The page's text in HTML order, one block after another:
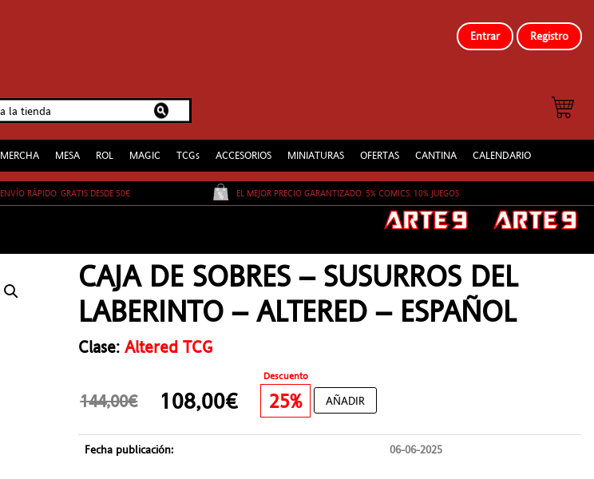
Entrar Registro
MERCHA MESA ROL MAGIC TCGs ACCESORIOS MINIATURAS OFERTAS CANTINA CALENDARIO
ENVÍO RÁPIDO. GRATIS DESDE 50€ EL MEJOR PRECIO GARANTIZADO. 5% COMICS. 10% JUEGOS
CAJA DE SOBRES – SUSURROS DEL
LABERINTO – ALTERED – ESPAÑOL
Clase:Altered TCG
Descuento
144,00€ 108,00€ 25% AÑADIR
Fecha publicación: 06-06-2025